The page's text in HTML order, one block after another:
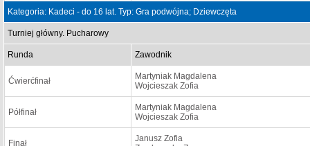
Kategoria: Kadeci - do 16 lat. Typ: Gra podwójna; Dziewczęta
Turniej główny. Pucharowy
Runda Zawodnik
Ćwierćfinał
Martyniak Magdalena
Wojcieszak Zofia
Półfinał
Martyniak Magdalena
Wojcieszak Zofia
Finał
Janusz Zofia